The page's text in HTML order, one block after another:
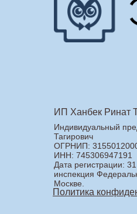
ИП Ханбек Ринат
Политика
Индивидуальный
Тагирович
ОГРНИП:
ИНН: 745306947191
Дата регистрации:
инспекция
Москве.